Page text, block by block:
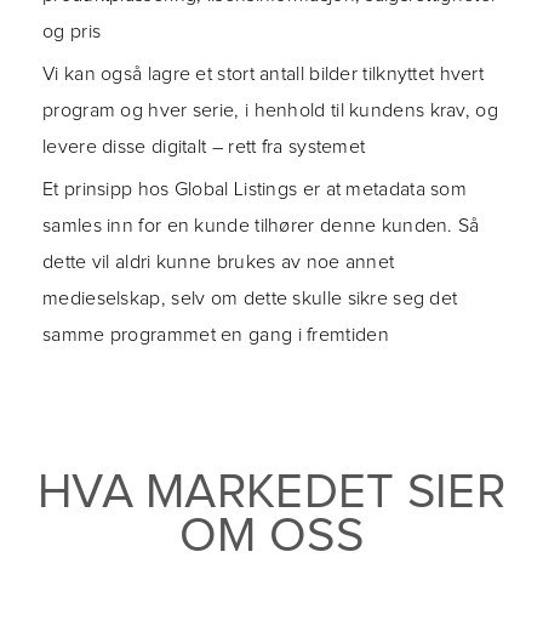
og pris
Vi kan også lagre et stort antall bilder tilknyttet hvert
program og hver serie, i henhold til kundens krav, og
levere disse digitalt – rett fra systemet
Et prinsipp hos Global Listings er at metadata som
samles inn for en kunde tilhører denne kunden. Så
dette vil aldri kunne brukes av noe annet
medieselskap, selv om dette skulle sikre seg det
samme programmet en gang i fremtiden
HVA MARKEDET SIER
OM OSS